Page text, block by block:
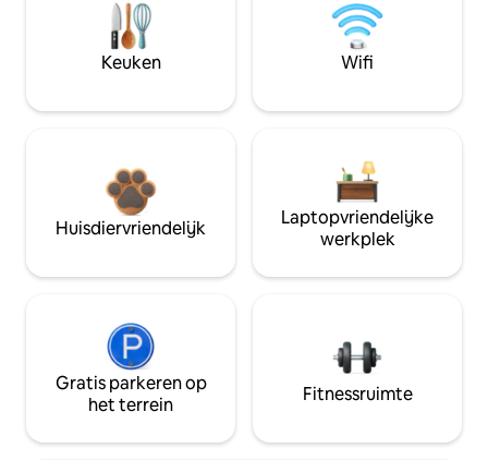
Keuken Wifi
Huisdiervriendelijk
Laptopvriendelijke
werkplek
Gratis parkeren op
het terrein
Fitnessruimte